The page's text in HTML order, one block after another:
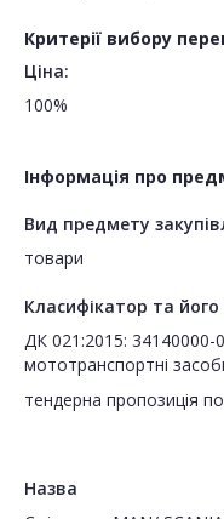
Критерії вибору
Ціна:
100%
Інформація про
Вид предмету
товари
Класифікатор та
ДК 021:2015:
мототранспортні
тендерна пропозиція
Назва